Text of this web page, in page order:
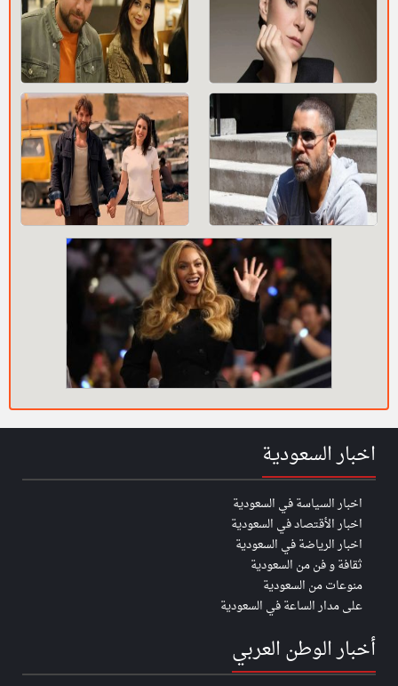
اخبار السعودية
اخبار السياسة في السعودية
اخبار الأقتصاد في السعودية
اخبار الرياضة في السعودية
ثقافة و فن من السعودية
منوعات من السعودية
على مدار الساعة في السعودية
أخبار الوطن العربي